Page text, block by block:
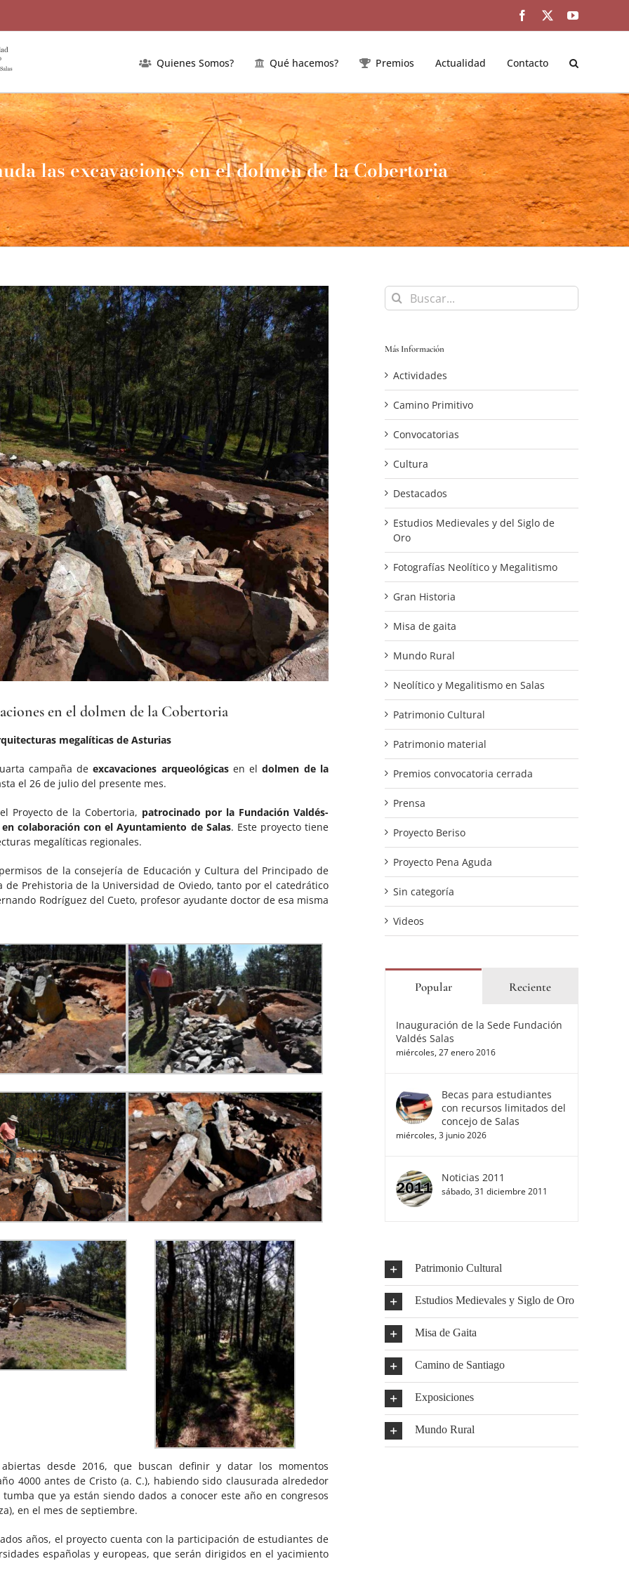
Facebook
TwitterYouTube
Quienes Somos? Qué hacemos? Premios Actualidad Contacto
las excavaciones en el dolmen de la Cobertoria
en el dolmen de la Cobertoria
megalíticas de Asturias
campaña deexcavaciones arqueológicasen eldolmen de la
el 26 de julio del presente mes.
Proyecto de la Cobertoria, patrocinado por la Fundación Valdés-
colaboración con el Ayuntamiento de Salas. Este proyecto tiene
megalíticas regionales.
de la consejería de Educación y Cultura del Principado de
Prehistoria de la Universidad de Oviedo, tanto por el catedrático
Rodríguez del Cueto, profesor ayudante doctor de esa misma
desde 2016, que buscan definir y datar los momentos
4000 antes de Cristo (a. C.), habiendo sido clausurada alrededor
que ya están siendo dados a conocer este año en congresos
en el mes de septiembre.
años, el proyecto cuenta con la participación de estudiantes de
españolas y europeas, que serán dirigidos en el yacimiento
Buscar:
Más Información
Actividades
Camino Primitivo
Convocatorias
Cultura
Destacados
Estudios Medievales y del Siglo de
Oro
Fotografías Neolítico y Megalitismo
Gran Historia
Misa de gaita
Mundo Rural
Neolítico y Megalitismo en Salas
Patrimonio Cultural
Patrimonio material
Premios convocatoria cerrada
Prensa
Proyecto Beriso
Proyecto Pena Aguda
Sin categoría
Videos
Popular Reciente
Inauguración de la Sede Fundación
Valdés Salas
miércoles, 27 enero 2016
Becas para estudiantes
con recursos limitados del
concejo de Salas
miércoles, 3 junio 2026
Noticias 2011
sábado, 31 diciembre 2011
Patrimonio Cultural
Estudios Medievales y Siglo de Oro
Misa de Gaita
Camino de Santiago
Exposiciones
Mundo Rural